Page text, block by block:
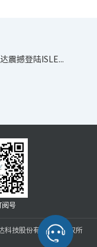
震撼登陆ISLE...
阅号
科技股份有限公司版权所